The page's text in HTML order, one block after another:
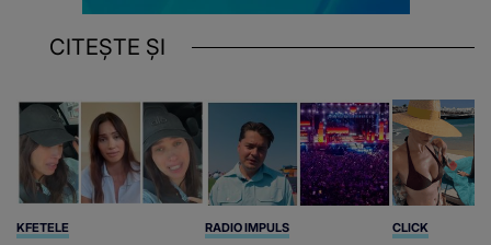
CITEȘTE ȘI
KFETELE RADIO IMPULS CLICK